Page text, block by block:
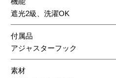
遮光2級、洗濯OK
付属品
アジャスターフック
素材